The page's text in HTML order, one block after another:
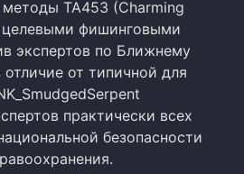
TA453 (Charming
целевыми фишинговыми
экспертов по Ближнему
от типичной для
практически всех
безопасности